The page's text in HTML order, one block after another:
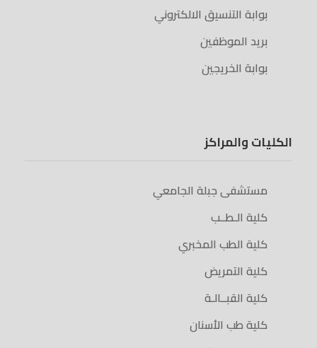
بوابة التنسيق الالكتروني
بريد الموظفين
بوابة الخريجين
الكليات والمراكز
مستشفى جبلة الجامعي
كلية الـطــب
كلية الطب المخبري
كلية التمريض
كلية القبــالـة
كلية طب الأسنان